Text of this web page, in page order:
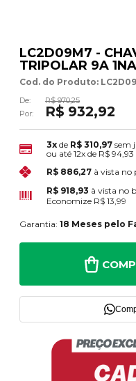
LC2D09M7 -
TRIPOLAR 9A
Cod. do Produto:
De:
R$ 970,25
Por:
R$ 932,92
3x de R$ 310,97 sem
ou até12x de R$ 94,93
R$ 886,27 à vista no
R$ 918,93 à vista no
Economize R$ 13,99
Garantia:18 Meses pelo